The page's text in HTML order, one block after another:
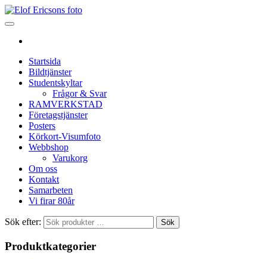
Startsida
Bildtjänster
Studentskyltar
Frågor & Svar
RAMVERKSTAD
Företagstjänster
Posters
Körkort-Visumfoto
Webbshop
Varukorg
Om oss
Kontakt
Samarbeten
Vi firar 80år
Sök efter: Sök
Produktkategorier